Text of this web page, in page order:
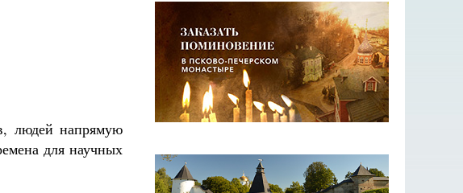
людей напрямую
для научных